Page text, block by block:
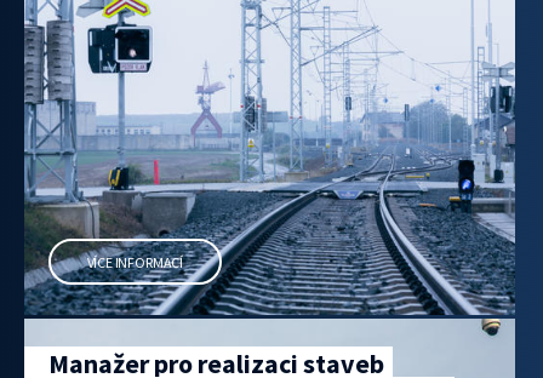
VÍCE INFORMACÍ
Manažer pro realizaci staveb